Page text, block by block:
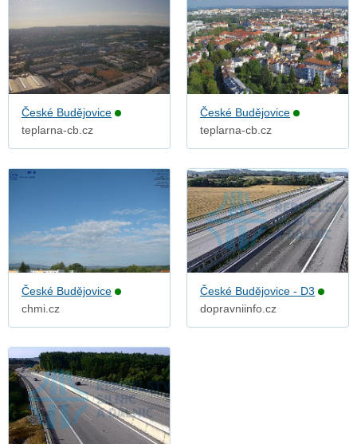
České Budějovice
teplarna-cb.cz
České Budějovice
teplarna-cb.cz
České Budějovice
chmi.cz
České Budějovice - D3
dopravniinfo.cz